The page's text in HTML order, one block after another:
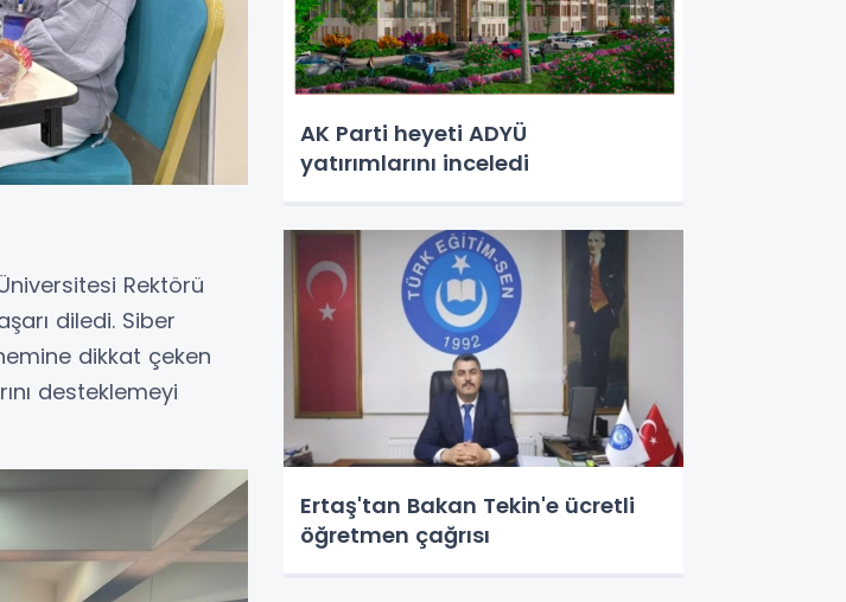
Rektörü
diledi. Siber
dikkat çeken
desteklemeyi
AK Parti heyeti ADYÜ
yatırımlarını inceledi
Ertaş'tan Bakan Tekin'e ücretli
öğretmen çağrısı